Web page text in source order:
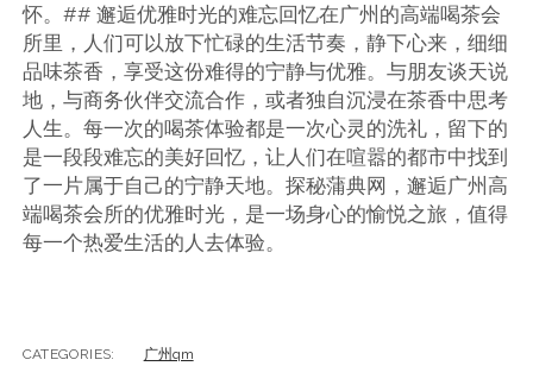
怀。## 邂逅优雅时光的难忘回忆在广州的高端喝茶会
所里，人们可以放下忙碌的生活节奏，静下心来，细细
品味茶香，享受这份难得的宁静与优雅。与朋友谈天说
地，与商务伙伴交流合作，或者独自沉浸在茶香中思考
人生。每一次的喝茶体验都是一次心灵的洗礼，留下的
是一段段难忘的美好回忆，让人们在喧嚣的都市中找到
了一片属于自己的宁静天地。探秘蒲典网，邂逅广州高
端喝茶会所的优雅时光，是一场身心的愉悦之旅，值得
每一个热爱生活的人去体验。
CATEGORIES: 广州qm